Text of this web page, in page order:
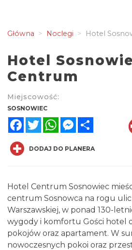
Główna Noclegi Hotel
Hotel
Centrum
Miejscowość:
SOSNOWIEC
FacebookTwitterWhatsAppMessenger
DODAJ DO PLANERA
Hotel Centrum Sosnowiec
centrum Sosnowca na rogu
Warszawskiej, w ponad 130-
wygody i komfortu Gości hotel
pokojów oraz apartament. W
nowoczesnych pokoi oraz